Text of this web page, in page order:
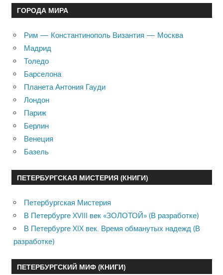
ГОРОДА МИРА
Рим — Константинополь Византия — Москва
Мадрид
Толедо
Барселона
Планета Антония Гауди
Лондон
Париж
Берлин
Венеция
Базель
ПЕТЕРБУРГСКАЯ МИСТЕРИЯ (КНИГИ)
Петербургская Мистерия
В Петербурге XVIII век «ЗОЛОТОЙ» (В разработке)
В Петербурге XIX век. Время обманутых надежд (В
разработке)
ПЕТЕРБУРГСКИЙ МИФ (КНИГИ)